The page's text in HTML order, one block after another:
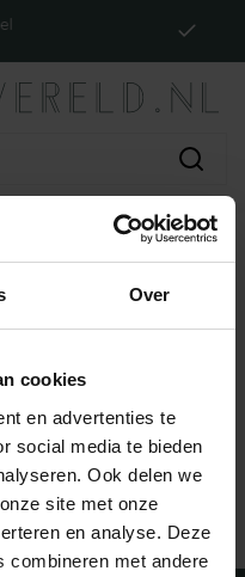
Over
cookies
en advertenties te
social media te bieden
Ook delen we
site met onze
en analyse. Deze
combineren met andere
MET